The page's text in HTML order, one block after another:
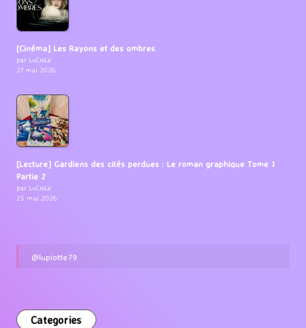
[Cinéma] Les Rayons et des ombres
par LuCioLe
27 mai 2026
[Lecture] Gardiens des cités perdues : Le roman graphique Tome 1
Partie 2
par LuCioLe
25 mai 2026
@lupiotte79
Categories